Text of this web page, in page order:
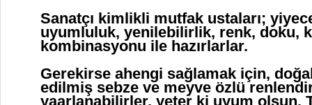
Sanatçı kimlikli mutfak ustaları;
uyumluluk, yenilebilirlik, renk, doku,
kombinasyonu ile hazırlarlar.
Gerekirse ahengi sağlamak için,
edilmiş sebze ve meyve özlü
yaarlanabilirler, yeter ki uyum olsun.